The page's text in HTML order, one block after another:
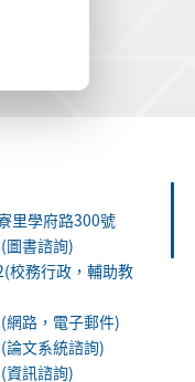
里學府路300號
圖書諮詢)
校務行政，輔助教
網路，電子郵件)
論文系統諮詢)
資訊諮詢)